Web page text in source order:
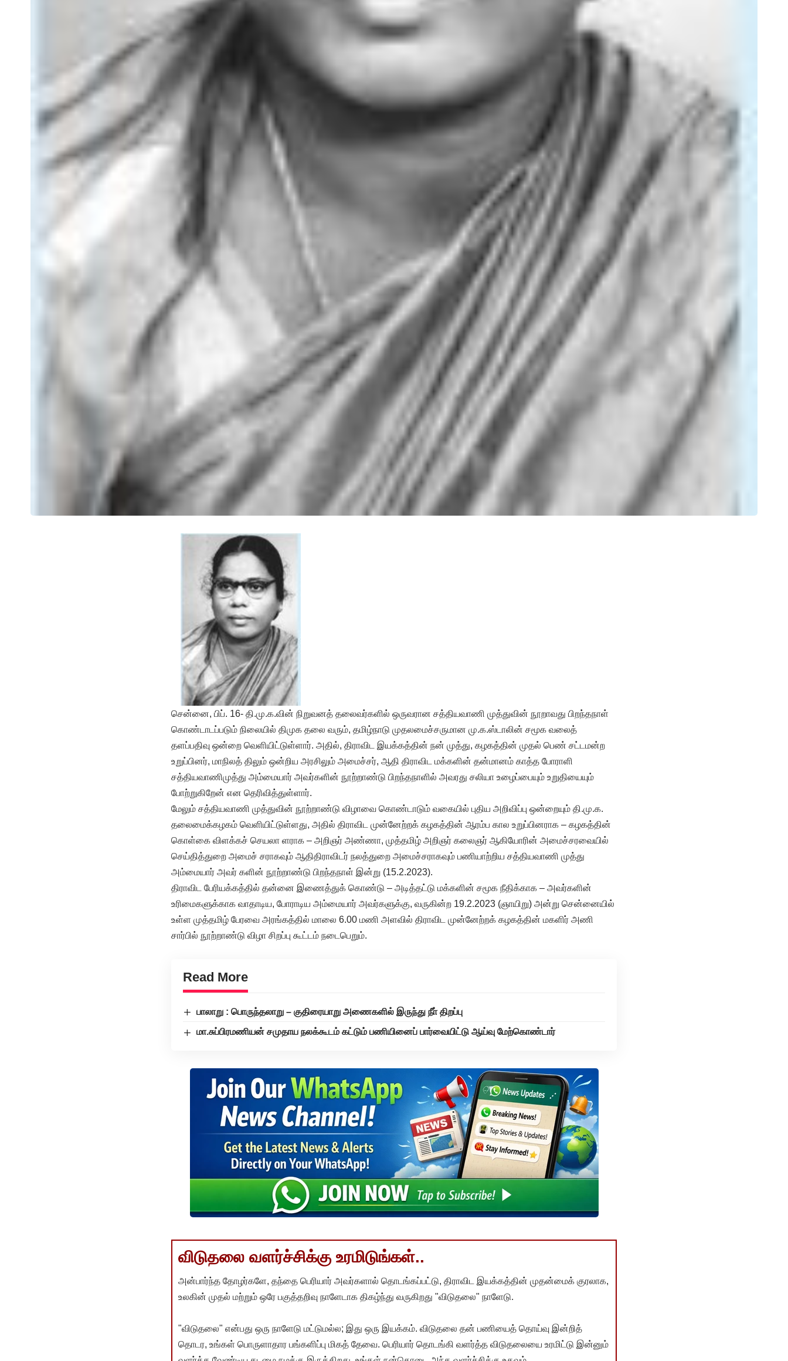
சென்னை, பிப். 16- தி.மு.க.வின் நிறுவனத் தலைவர்களில் ஒருவரான சத்தியவாணி முத்துவின் நூறாவது பிறந்தநாள்
கொண்டாடப்படும் நிலையில் திமுக தலை வரும், தமிழ்நாடு முதலமைச்சருமான மு.க.ஸ்டாலின் சமூக வலைத்
தளப்பதிவு ஒன்றை வெளியிட்டுள்ளார். அதில், திராவிட இயக்கத்தின் நன் முத்து, கழகத்தின் முதல் பெண் சட்டமன்ற
உறுப்பினர், மாநிலத் திலும் ஒன்றிய அரசிலும் அமைச்சர், ஆதி திராவிட மக்களின் தன்மானம் காத்த போராளி
சத்தியவாணிமுத்து அம்மையார் அவர்களின் நூற்றாண்டு பிறந்தநாளில் அவரது சலியா உழைப்பையும் உறுதியையும்
போற்றுகிறேன் என தெரிவித்துள்ளார்.
மேலும் சத்தியவாணி முத்துவின் நூற்றாண்டு விழாவை கொண்டாடும் வகையில் புதிய அறிவிப்பு ஒன்றையும் தி.மு.க.
தலைமைக்கழகம் வெளியிட்டுள்ளது, அதில் திராவிட முன்னேற்றக் கழகத்தின் ஆரம்ப கால உறுப்பினராக – கழகத்தின்
கொள்கை விளக்கச் செயலா ளராக – அறிஞர் அண்ணா, முத்தமிழ் அறிஞர் கலைஞர் ஆகியோரின் அமைச்சரவையில்
செய்தித்துறை அமைச் சராகவும் ஆதிதிராவிடர் நலத்துறை அமைச்சராகவும் பணியாற்றிய சத்தியவாணி முத்து
அம்மையார் அவர் களின் நூற்றாண்டு பிறந்தநாள் இன்று (15.2.2023).
திராவிட பேரியக்கத்தில் தன்னை இணைத்துக் கொண்டு – அடித்தட்டு மக்களின் சமூக நீதிக்காக – அவர்களின்
உரிமைகளுக்காக வாதாடிய, போராடிய அம்மையார் அவர்களுக்கு, வருகின்ற 19.2.2023 (ஞாயிறு) அன்று சென்னையில்
உள்ள முத்தமிழ் பேரவை அரங்கத்தில் மாலை 6.00 மணி அளவில் திராவிட முன்னேற்றக் கழகத்தின் மகளிர் அணி
சார்பில் நூற்றாண்டு விழா சிறப்பு கூட்டம் நடைபெறும்.
Read More
பாலாறு : பொருந்தலாறு – குதிரையாறு அணைகளில் இருந்து நீா் திறப்பு
மா.சுப்பிரமணியன் சமுதாய நலக்கூடம் கட்டும் பணியினைப் பார்வையிட்டு ஆய்வு மேற்கொண்டார்
விடுதலை வளர்ச்சிக்கு உரமிடுங்கள்..
அன்பார்ந்த தோழர்களே, தந்தை பெரியார் அவர்களால் தொடங்கப்பட்டு, திராவிட இயக்கத்தின் முதன்மைக் குரலாக,
உலகின் முதல் மற்றும் ஒரே பகுத்தறிவு நாளேடாக திகழ்ந்து வருகிறது "விடுதலை" நாளேடு.
"விடுதலை" என்பது ஒரு நாளேடு மட்டுமல்ல; இது ஒரு இயக்கம். விடுதலை தன் பணியைத் தொய்வு இன்றித்
தொடர, உங்கள் பொருளாதார பங்களிப்பு மிகத் தேவை. பெரியார் தொடங்கி வளர்த்த விடுதலையை உரமிட்டு இன்னும்